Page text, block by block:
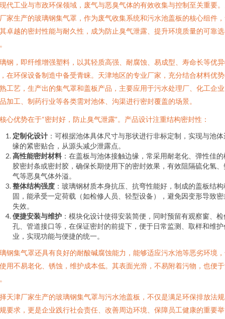
代工业与市政环保领域，废气与恶臭气体的有效收集与控制至关重要
家生产的玻璃钢集气罩，作为废气收集系统和污水池盖板的核心组件
卓越的密封性能与耐久性，成为防止臭气泄露、提升环境质量的可靠选
钢，即纤维增强塑料，以其轻质高强、耐腐蚀、易成型、寿命长等优
在环保设备制造中备受青睐。天津地区的专业厂家，充分结合材料优
工艺，生产出的集气罩和盖板产品，主要应用于污水处理厂、化工企
加工、制药行业等各类需对池体、沟渠进行密封覆盖的场景。
心优势在于“密封好，防止臭气泄露”。产品设计注重结构密封性：
定制化设计 ：可根据池体具体尺寸与形状进行非标定制，实现与池体
缘的紧密贴合，从源头减少泄露点。
高性能密封材料 ：在盖板与池体接触边缘，常采用耐老化、弹性佳的
胶密封条或密封胶，确保长期使用下的密封效果，有效阻隔硫化氢、
气等恶臭气体外溢。
整体结构强度 ：玻璃钢材质本身抗压、抗弯性能好，制成的盖板结构
固，能承受一定荷载（如检修人员、轻型设备），避免因变形导致密
失效。
便捷安装与维护 ：模块化设计使得安装简便，同时预留有观察窗、检
孔、管道接口等，在保证密封的前提下，便于日常监测、取样和维护
业，实现功能与便捷的统一。
钢集气罩还具有良好的耐酸碱腐蚀能力，能够适应污水池等恶劣环境
用不易老化、锈蚀，维护成本低。其表面光滑，不易附着污物，也便
天津厂家生产的玻璃钢集气罩与污水池盖板，不仅是满足环保排放法
要求，更是企业践行社会责任、改善周边环境、保障员工健康的重要举